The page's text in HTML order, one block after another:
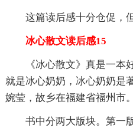
这篇读后感十分仓促，
冰心散文读后感15
《冰心散文》真是一
就是冰心奶奶，冰心奶奶是
婉莹，故乡在福建省福州市。
书中分两大版块。第一